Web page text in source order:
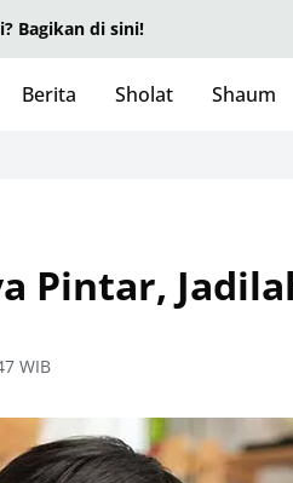
Bagikan di sini!
Berita Sholat Shaum
Pintar,
WIB